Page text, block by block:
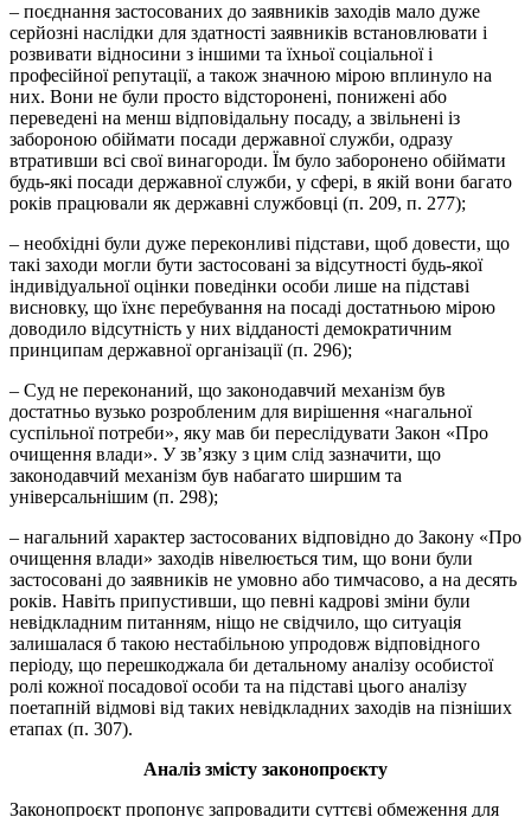
– поєднання застосованих до заявників заходів мало дуже
серйозні наслідки для здатності заявників встановлювати і
розвивати відносини з іншими та їхньої соціальної і
професійної репутації, а також значною мірою вплинуло на
них. Вони не були просто відсторонені, понижені або
переведені на менш відповідальну посаду, а звільнені із
забороною обіймати посади державної служби, одразу
втративши всі свої винагороди. Їм було заборонено обіймати
будь-які посади державної служби, у сфері, в якій вони багато
років працювали як державні службовці (п. 209, п. 277);
– необхідні були дуже переконливі підстави, щоб довести, що
такі заходи могли бути застосовані за відсутності будь-якої
індивідуальної оцінки поведінки особи лише на підставі
висновку, що їхнє перебування на посаді достатньою мірою
доводило відсутність у них відданості демократичним
принципам державної організації (п. 296);
– Суд не переконаний, що законодавчий механізм був
достатньо вузько розробленим для вирішення «нагальної
суспільної потреби», яку мав би переслідувати Закон «Про
очищення влади». У зв’язку з цим слід зазначити, що
законодавчий механізм був набагато ширшим та
універсальнішим (п. 298);
– нагальний характер застосованих відповідно до Закону «Про
очищення влади» заходів нівелюється тим, що вони були
застосовані до заявників не умовно або тимчасово, а на десять
років. Навіть припустивши, що певні кадрові зміни були
невідкладним питанням, ніщо не свідчило, що ситуація
залишалася б такою нестабільною упродовж відповідного
періоду, що перешкоджала би детальному аналізу особистої
ролі кожної посадової особи та на підставі цього аналізу
поетапній відмові від таких невідкладних заходів на пізніших
етапах (п. 307).
Аналіз змісту законопроєкту
Законопроєкт пропонує запровадити суттєві обмеження для